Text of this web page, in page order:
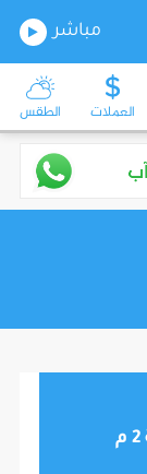
مباشر
العملات الطقس
موجز أخبار الساعة 2 م